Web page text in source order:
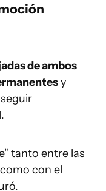
de ambos
y
tanto entre las
con el